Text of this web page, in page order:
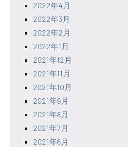
2022年4月
2022年3月
2022年2月
2022年1月
2021年12月
2021年11月
2021年10月
2021年9月
2021年8月
2021年7月
2021年6月